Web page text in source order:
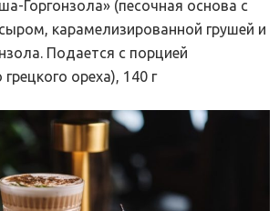
Горгонзола» (песочная основа с
карамелизированной грушей и
Подается с порцией
ореха), 140 г